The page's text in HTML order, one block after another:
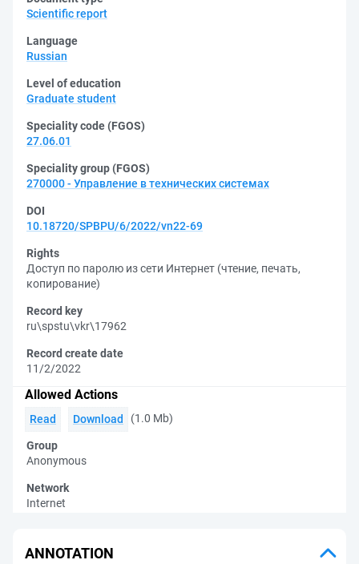
Scientific report
Language
Russian
Level of education
Graduate student
Speciality code (FGOS)
27.06.01
Speciality group (FGOS)
270000 - Управление в технических системах
DOI
10.18720/SPBPU/6/2022/vn22-69
Rights
Доступ по паролю из сети Интернет (чтение, печать,
копирование)
Record key
ru\spstu\vkr\17962
Record create date
11/2/2022
Allowed Actions
Read Download (1.0 Mb)
Group
Anonymous
Network
Internet
ANNOTATION